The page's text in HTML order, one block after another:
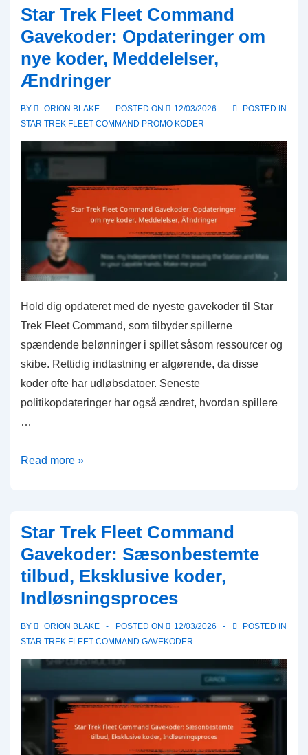
Månedlige
Battle
Pass
Belønninger:
fremskridt,
Præstationer
Star Trek Fleet Command
Gavekoder: Opdateringer om
nye koder, Meddelelser,
Ændringer
BY ORION BLAKE POSTED ON 12/03/2026
POSTED IN
STAR TREK FLEET COMMAND PROMO KODER
Hold dig opdateret med de nyeste gavekoder til Star
Trek Fleet Command, som tilbyder spillerne
spændende belønninger i spillet såsom ressourcer og
skibe. Rettidig indtastning er afgørende, da disse
koder ofte har udløbsdatoer. Seneste
politikopdateringer har også ændret, hvordan spillere
…
Star
Gavekoder:
Opdateringer
om
nye
Meddelelser,
Read more »
Star Trek Fleet Command
Gavekoder: Sæsonbestemte
tilbud, Eksklusive koder,
Indløsningsproces
BY ORION BLAKE POSTED ON 12/03/2026
POSTED IN
STAR TREK FLEET COMMAND GAVEKODER